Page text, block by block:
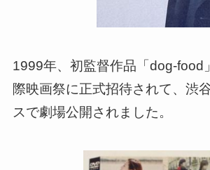
1999年、初監督作品「dog-food
際映画祭に正式招待されて、渋
スで劇場公開されました。